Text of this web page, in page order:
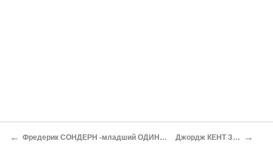
← Фредерик СОНДЕРН -младший ОДИННАДЦАТЬ ПРОТИВ АТОМНОЙ БОМБЫ НАЦИСТОВ Джордж КЕНТ ЗАГОВОР МИЛОСЕРДИЯ →